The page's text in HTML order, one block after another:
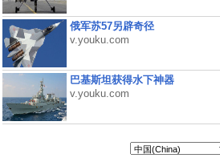
俄军苏57另辟奇径
v.youku.com
巴基斯坦获得水下神器
v.youku.com